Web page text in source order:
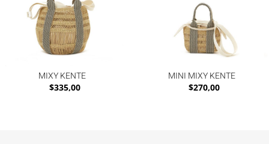
MIXY KENTE
$335,00
MINI MIXY KENTE
$270,00